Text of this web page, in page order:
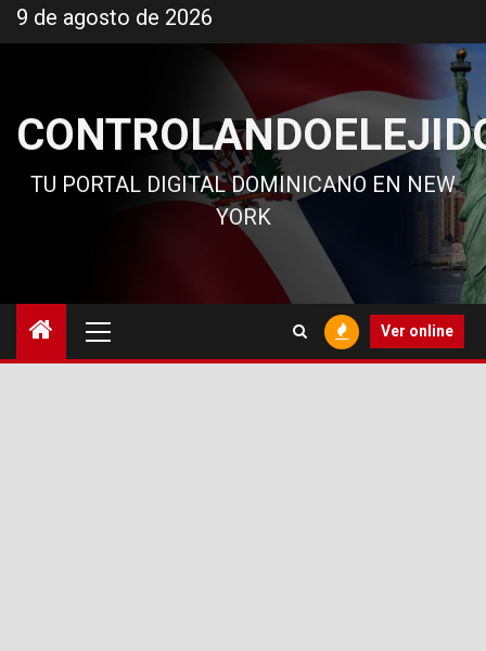
al
9 de agosto de 2026
TU PORTAL DIGITAL DOMINICANO EN NEW
YORK
principal
Ver online